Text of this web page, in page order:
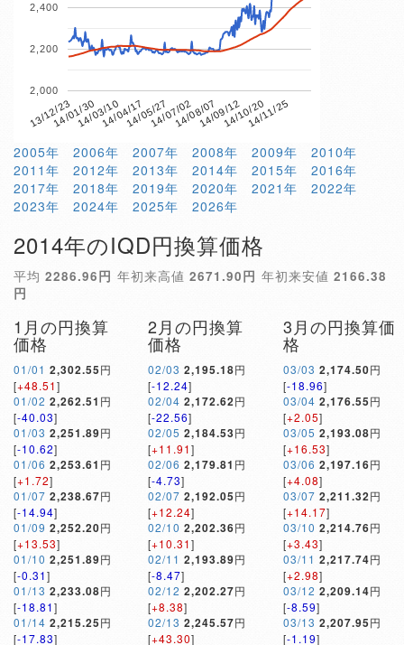
13/12/2314/01/3014/03/1014/04/1714/05/2714/07/0214/08/0714/09/1214/10/2014/11/25
2,000
2,200
2,400
2005年 2006年 2007年 2008年 2009年
2010年
2011年
2012年 2013年 2014年 2015年
2016年
2017年
2018年 2019年 2020年 2021年
2022年
2023年
2024年 2025年 2026年
2014年のIQD円換算価格
平均 2286.96円 年初来高値 2671.90円 年初来安値 2166.38
円
1月の円換算
価格
01/01 2,302.55円
[+48.51]
01/02 2,262.51 円
[-40.03]
01/03 2,251.89円
[-10.62]
01/06 2,253.61 円
[+1.72]
01/07 2,238.67円
[-14.94]
01/09 2,252.20円
[+13.53]
01/10 2,251.89円
[-0.31]
01/13 2,233.08円
[-18.81]
01/14 2,215.25円
[-17.83]
2月の円換算
価格
02/03 2,195.18円
[-12.24]
02/04 2,172.62円
[-22.56]
02/05 2,184.53円
[+11.91]
02/06 2,179.81 円
[-4.73]
02/07 2,192.05円
[+12.24]
02/10 2,202.36円
[+10.31]
02/11 2,193.89円
[-8.47]
02/12 2,202.27円
[+8.38]
02/13 2,245.57円
[+43.30]
3月の円換算価
格
03/03 2,174.50円
[-18.96]
03/04 2,176.55円
[+2.05]
03/05 2,193.08円
[+16.53]
03/06 2,197.16円
[+4.08]
03/07 2,211.32円
[+14.17]
03/10 2,214.76円
[+3.43]
03/11 2,217.74円
[+2.98]
03/12 2,209.14円
[-8.59]
03/13 2,207.95円
[-1.19]